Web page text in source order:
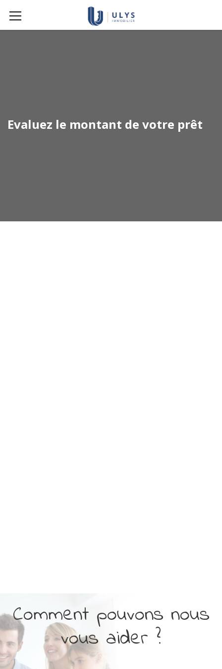
Evaluez le montant de votre prêt
Comment pouvons nous
vous aider ?